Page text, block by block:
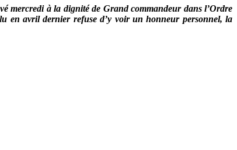
mercredi à la dignité de Grand commandeur dans l’Ordre
en avril dernier refuse d’y voir un honneur personnel, la